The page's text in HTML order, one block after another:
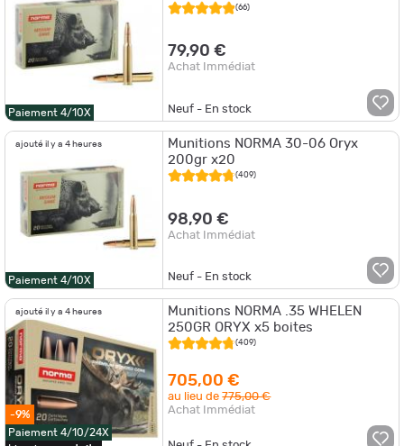
Paiement 4/10X
(66)
79,90 €
Achat Immédiat
Neuf - En stock
ajouté il y a 4 heures
Paiement 4/10X
Munitions NORMA 30-06 Oryx
200gr x20
(409)
98,90 €
Achat Immédiat
Neuf - En stock
ajouté il y a 4 heures
-9%
Paiement 4/10/24X
Munitions NORMA .35 WHELEN
250GR ORYX x5 boites
(409)
705,00 €
au lieu de775,00 €
Achat Immédiat